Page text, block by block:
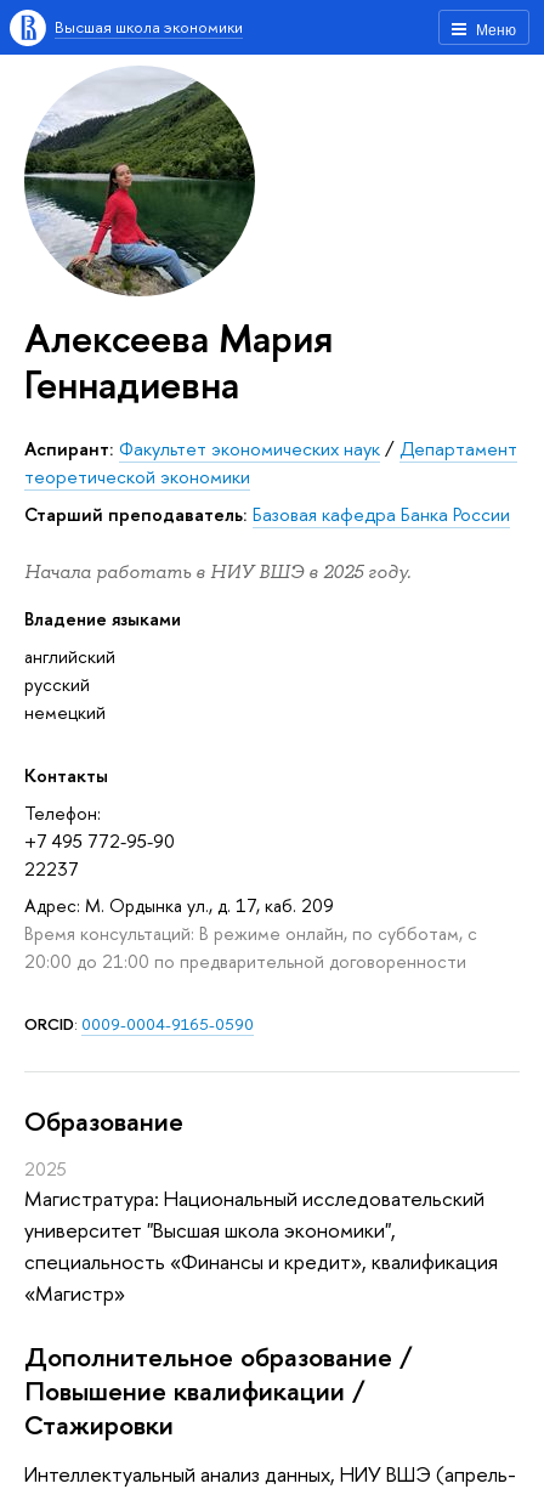
Меню
Высшая школа экономики
Алексеева Мария
Геннадиевна
аспирант: Факультет экономических наук/Департамент
теоретической экономики
Старший преподаватель: Базовая кафедра Банка России
Начала работать в НИУ ВШЭ в 2025 году.
Владение языками
английский
русский
немецкий
Контакты
Телефон:
+7 495 772-95-90
22237
Адрес: М. Ордынка ул., д. 17, каб. 209
Время консультаций: В режиме онлайн, по субботам, с
20:00 до 21:00 по предварительной договоренности
ORCID: 0009-0004-9165-0590
Oбразование
2025
Магистратура: Национальный исследовательский
университет "Высшая школа экономики",
специальность «Финансы и кредит», квалификация
«Магистр»
Дополнительное образование /
Повышение квалификации /
Стажировки
Интеллектуальный анализ данных, НИУ ВШЭ (апрель-